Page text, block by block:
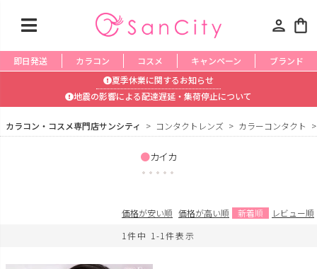
person shopping_bag
即日発送 カラコン コスメ キャンペーン
ブランド
夏季休業に関するお知らせ
地震の影響による配達遅延・集荷停止について
カラコン・コスメ専門店サンシティ コンタクトレンズ カラーコンタクト
カイカ
価格が安い順 価格が高い順 新着順
レビュー順
1件中 1 -1件表示